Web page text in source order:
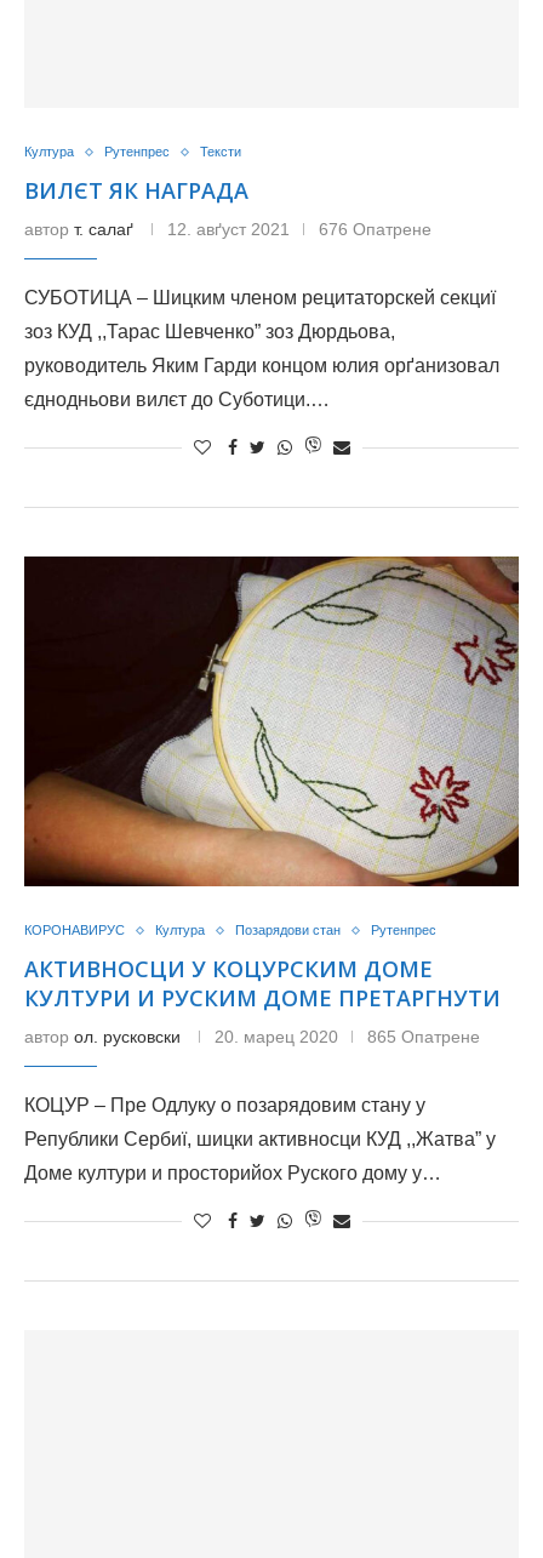
Култура Рутенпрес Тексти
ВИЛЄТ ЯК НАГРАДА
автор т. салаґ 12. авґуст 2021 676 Опатрене
СУБОТИЦА – Шицким членом рецитаторскей секциї
зоз КУД ,,Тарас Шевченко” зоз Дюрдьова,
руководитель Яким Гарди концом юлия орґанизовал
єднодньови вилєт до Суботици.…
КОРОНАВИРУС Култура Позарядови стан Рутенпрес
АКТИВНОСЦИ У КОЦУРСКИМ ДОМЕ
КУЛТУРИ И РУСКИМ ДОМЕ ПРЕТАРГНУТИ
автор ол. русковски 20. марец 2020 865 Опатрене
КОЦУР – Пре Одлуку о позарядовим стану у
Републики Сербиї, шицки активносци КУД ,,Жатва” у
Доме култури и просторийох Руского дому у…